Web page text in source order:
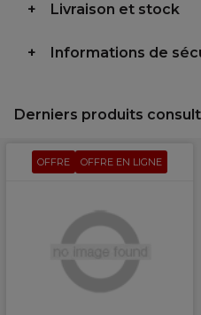
Livraison et stock
Informations de
Derniers produits
OFFRE OFFRE EN LIGNE